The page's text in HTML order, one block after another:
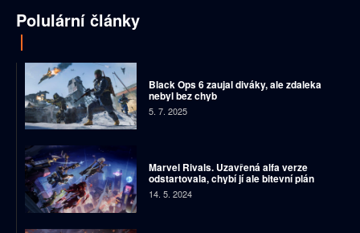
Polulární články
Black Ops 6 zaujal diváky, ale zdaleka
nebyl bez chyb
5. 7. 2025
Marvel Rivals. Uzavřená alfa verze
odstartovala, chybí jí ale bitevní plán
14. 5. 2024